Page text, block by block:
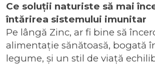
Ce soluții naturiste să mai
întărirea sistemului imunitar
Pe lângă Zinc, ar fi bine să
alimentație sănătoasă, bogată
legume, și un stil de viață